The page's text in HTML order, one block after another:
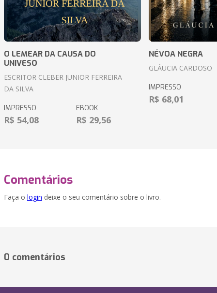
O LEMEAR DA CAUSA DO
UNIVESO
ESCRITOR CLEBER JUNIOR FERREIRA
DA SILVA
IMPRESSO
R$ 54,08
EBOOK
R$ 29,56
NÉVOA NEGRA
GLÁUCIA CARDOSO
IMPRESSO
R$ 68,01
Comentários
Faça o login deixe o seu comentário sobre o livro.
0 comentários